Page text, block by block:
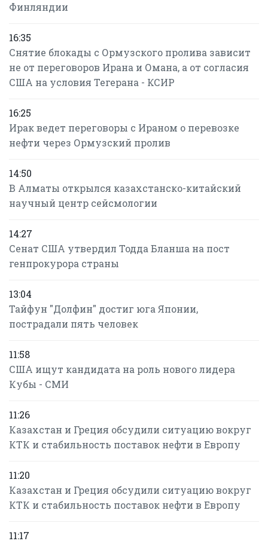
Финляндии
16:35
Снятие блокады с Ормузского пролива зависит
не от переговоров Ирана и Омана, а от согласия
США на условия Тегерана - КСИР
16:25
Ирак ведет переговоры с Ираном о перевозке
нефти через Ормузский пролив
14:50
В Алматы открылся казахстанско-китайский
научный центр сейсмологии
14:27
Сенат США утвердил Тодда Бланша на пост
генпрокурора страны
13:04
Тайфун "Долфин" достиг юга Японии,
пострадали пять человек
11:58
США ищут кандидата на роль нового лидера
Кубы - СМИ
11:26
Казахстан и Греция обсудили ситуацию вокруг
КТК и стабильность поставок нефти в Европу
11:20
Казахстан и Греция обсудили ситуацию вокруг
КТК и стабильность поставок нефти в Европу
11:17